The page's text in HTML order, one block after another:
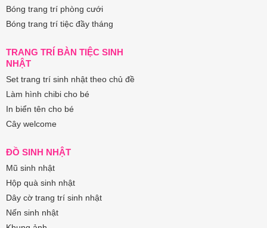
Bóng trang trí phòng cưới
Bóng trang trí tiệc đầy tháng
TRANG TRÍ BÀN TIỆC SINH
NHẬT
Set trang trí sinh nhật theo chủ đề
Làm hình chibi cho bé
In biển tên cho bé
Cây welcome
ĐỒ SINH NHẬT
Mũ sinh nhật
Hộp quà sinh nhật
Dây cờ trang trí sinh nhật
Nến sinh nhật